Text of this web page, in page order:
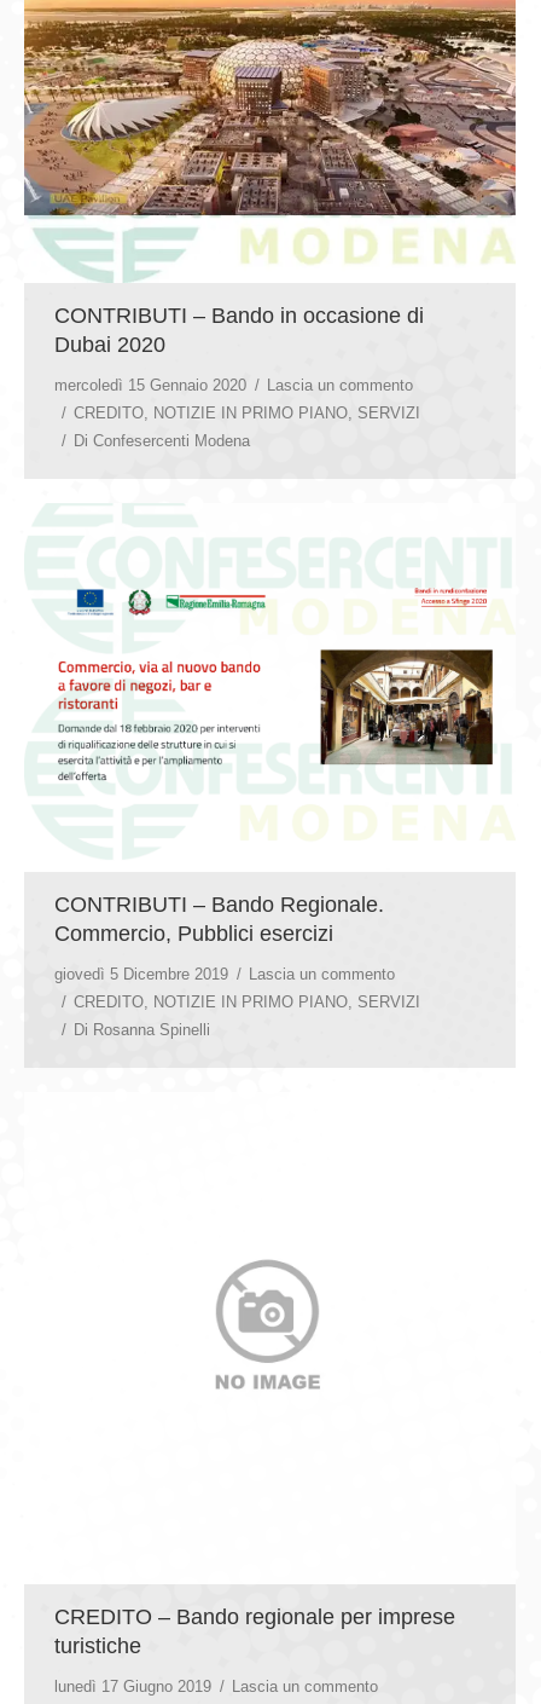
CONTRIBUTI – Bando in occasione di
Dubai 2020
mercoledì 15 Gennaio 2020
Lascia un commento
CREDITO
NOTIZIE IN PRIMO PIANO SERVIZI
Di Confesercenti Modena
CONTRIBUTI – Bando Regionale.
Commercio, Pubblici esercizi
giovedì 5 Dicembre 2019
Lascia un commento
CREDITO, NOTIZIE IN PRIMO PIANO, SERVIZI
Di Rosanna Spinelli
CREDITO – Bando regionale per imprese
turistiche
lunedì 17 Giugno 2019
Lascia un commento